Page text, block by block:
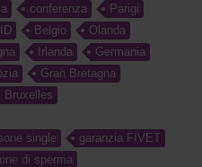
conferenza
Parigi
Belgio
Olanda
Irlanda
Germania
Gran Bretagna
Bruxelles
single
garanzia FIVET
di sperma